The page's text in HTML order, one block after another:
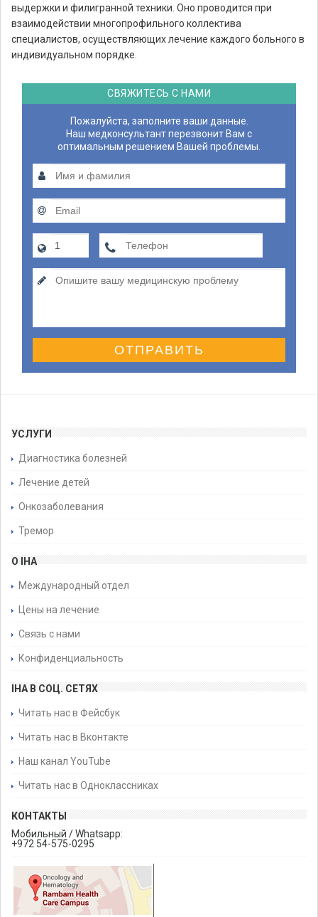
выдержки и филигранной техники. Оно проводится при
взаимодействии многопрофильного коллектива
специалистов, осуществляющих лечение каждого больного в
индивидуальном порядке.
СВЯЖИТЕСЬ С НАМИ
Пожалуйста, заполните ваши данные.
Наш медконсультант перезвонит Вам с
оптимальным решением Вашей проблемы.
ОТПРАВИТЬ
УСЛУГИ
Диагностика болезней
Лечение детей
Онкозаболевания
Тремор
О IHA
Международный отдел
Цены на лечение
Связь с нами
Конфиденциальность
IHA В СОЦ. СЕТЯХ
Читать нас в Фейсбук
Читать нас в Вконтакте
Наш канал YouTube
Читать нас в Одноклассниках
КОНТАКТЫ
Мобильный / Whatsapp:
+972 54-575-0295